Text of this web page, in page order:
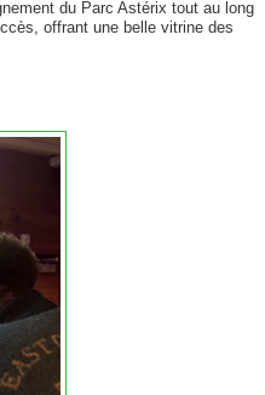
du Parc Astérix tout au long
offrant une belle vitrine des